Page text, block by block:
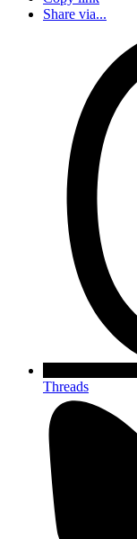
Share via...
Threads